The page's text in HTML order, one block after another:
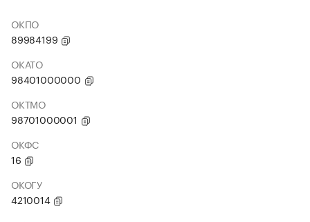
ОКПО
89984199
ОКАТО
98401000000
ОКТМО
98701000001
ОКФС
16
ОКОГУ
4210014